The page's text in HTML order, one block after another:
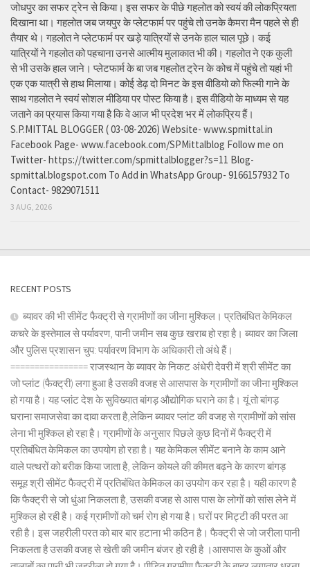
जोधपुर का सफर ट्रेन से किया। इस सफर के पीछे गहलोत को स्वयं की लोकप्रियता
दिखाना था। गहलोत जब जयपुर के प्लेटफार्म पर पहुंचे तो उनके कैमरा मैन पहले से ही
तैयार थे। गहलोत ने प्लेटफार्म पर खड़े यात्रियों से उनके हाल चाल पूछे। कई
यात्रियों ने गहलोत को पहचाना उनसे आत्मीय मुलाकात भी की। गहलोत ने एक कुली
से भी उसके हाल जाने। प्लेटफार्म के बा जब गहलोत ट्रेन के कोच में पहुंचे तो यहां भी
एक एक यात्री से हाथ मिलाया। कोई डेढ़ दो मिनट के इस वीडियो को फिल्मी गाने के
साथ गहलोत ने स्वयं सोशल मीडिया पर पोस्ट किया है। इस वीडियो के माध्यम से यह
जताने का प्रयास किया गया है कि वे आज भी प्रदेश भर में लोकप्रिय हैं।
S.P.MITTAL BLOGGER ( 03-08-2026) Website- www.spmittal.in
Facebook Page- www.facebook.com/SPMittalblog Follow me on
Twitter- https://twitter.com/spmittalblogger?s=11 Blog-
spmittal.blogspot.com To Add in WhatsApp Group- 9166157932 To
Contact- 9829071511
3 AUG, 2026
RECENT POSTS
ब्यावर की भी सीमेंट फैक्ट्री से ग्रामीणों का जीना मुश्किल। प्रतिबंधित केमिकल
कचरे के इस्तेमाल से पर्यावरण, पानी जमीन सब कुछ खराब हो रहा है। ब्यावर का जिला
और पुलिस प्रशासन चुप: पर्यावरण विभाग के अधिकारी तो अंधे हैं।
================ राजस्थान के ब्यावर के निकट अंधेरी देवरी में श्री सीमेंट का
जो प्लांट (फैक्ट्री) लगा हुआ है उसकी वजह से आसपास के ग्रामीणों का जीना मुश्किल
हो गया है। यह प्लांट देश के सुविख्यात बांगड़ औद्योगिक घराने का है। यूं तो बांगड़
घराना समाजसेवा का दावा करता है,लेकिन ब्यावर प्लांट की वजह से ग्रामीणों को सांस
लेना भी मुश्किल हो रहा है। ग्रामीणों के अनुसार पिछले कुछ दिनों में फैक्ट्री में
प्रतिबंधित केमिकल का उपयोग हो रहा है। यह केमिकल सीमेंट बनाने के काम आने
वाले पत्थरों को बरीक किया जाता है, लेकिन कोयले की कीमत बढ़ने के कारण बांगड़
समूह श्री सीमेंट फैक्ट्री में प्रतिबंधित केमिकल का उपयोग कर रहा है। यही कारण है
कि फैक्ट्री से जो धुंआ निकलता है, उसकी वजह से आस पास के लोगों को सांस लेने में
मुश्किल हो रही है। कई ग्रामीणों को चर्म रोग हो गया है। घरों पर मिट्टी की परत आ
रही है। इस जहरीली परत को बार बार हटाना भी कठिन है। फैक्ट्री से जो जरीला पानी
निकलता है उसकी वजह से खेती की जमीन बंजर हो रही है ।आसपास के कुओं और